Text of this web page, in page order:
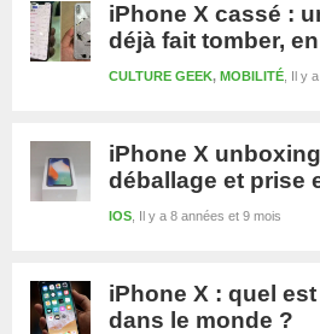
iPhone X cassé :
déjà fait tomber,
Il y
CULTURE GEEK, MOBILITÉ
iPhone X
déballage et prise
Il y a 8 années et 9 mois
IOS
iPhone X : quel
dans le monde ?